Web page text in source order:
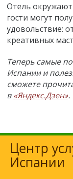
Отель окружают
гости могут
удовольствие:
креативных
Теперь самые
Испании и
сможете
в«Яндекс.Дзен».
Центр
Испании